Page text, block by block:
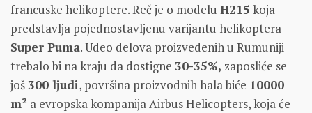
francuske helikoptere. Reč je o modelu H215 koja
predstavlja pojednostavljenu varijantu helikoptera
Super Puma. Udeo delova proizvedenih u Rumuniji
trebalo bi na kraju da dostigne 30-35%, zaposliće se
još 300 ljudi, površina proizvodnih hala biće 10000
m² a evropska kompanija Airbus Helicopters, koja će